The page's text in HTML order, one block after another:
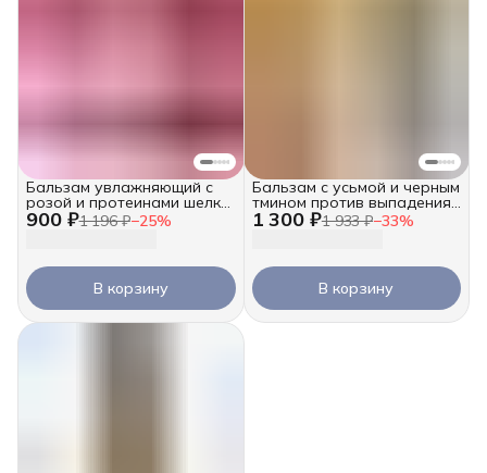
900 ₽1 196 ₽−25%
Бальзам увлажняющий с
розой и протеинами шелка,
250 мл
В корзину
1 300 ₽1 933 ₽−33%
Бальзам с усьмой и черным
тмином против выпадения,
250 мл
В корзину